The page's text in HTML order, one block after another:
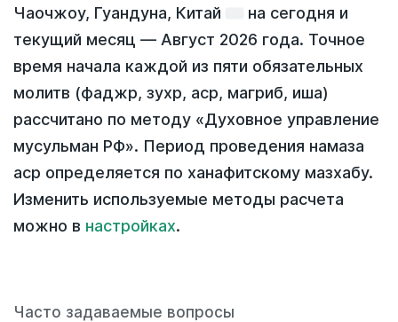
Чаочжоу, Гуандуна, Китай
на сегодня и
текущий месяц — Август 2026 года. Точное
время начала каждой из пяти обязательных
молитв (фаджр, зухр, аср, магриб, иша)
рассчитано по методу «Духовное управление
мусульман РФ». Период проведения намаза
аср определяется по ханафитскому мазхабу.
Изменить используемые методы расчета
можно в настройках.
Часто задаваемые вопросы